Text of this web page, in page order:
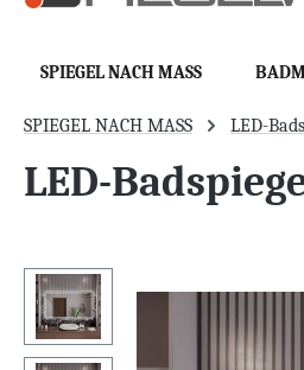
SPIEGEL NACH MASS
SPIEGEL NACH MASS LED-
LED-
Bildergalerie überspringen